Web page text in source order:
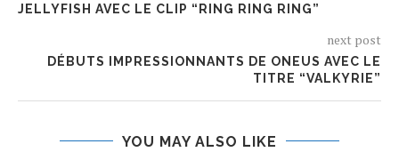
JELLYFISH AVEC LE CLIP “RING RING RING”
next post
DÉBUTS IMPRESSIONNANTS DE ONEUS AVEC LE
TITRE “VALKYRIE”
YOU MAY ALSO LIKE